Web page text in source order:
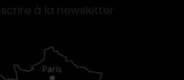
à la newsletter